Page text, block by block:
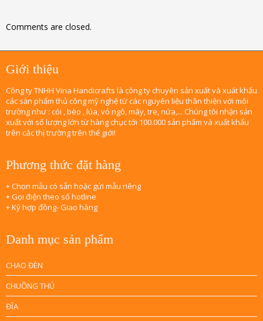
Comments are closed.
Giới thiệu
Công ty TNHH Vina Handicrafts là công ty chuyên sản xuất và xuất khẩu
các sản phẩm thủ công mỹ nghệ từ các nguyên liệu thân thiện với môi
trường như : cói , bèo , lúa, vỏ ngô, mây, tre, nứa,... Chúng tôi nhận sản
xuất với số lượng lớn từ hàng chục tới 100.000 sản phẩm và xuất khẩu
trên các thị trường trên thế giới!
Phương thức đặt hàng
+ Chọn mẫu có sẵn hoặc gửi mẫu riêng
+ Gọi điện theo số hotline
+ Ký hợp đồng- Giao hàng
Danh mục sản phẩm
CHAO ĐÈN
CHUỒNG THÚ
ĐĨA